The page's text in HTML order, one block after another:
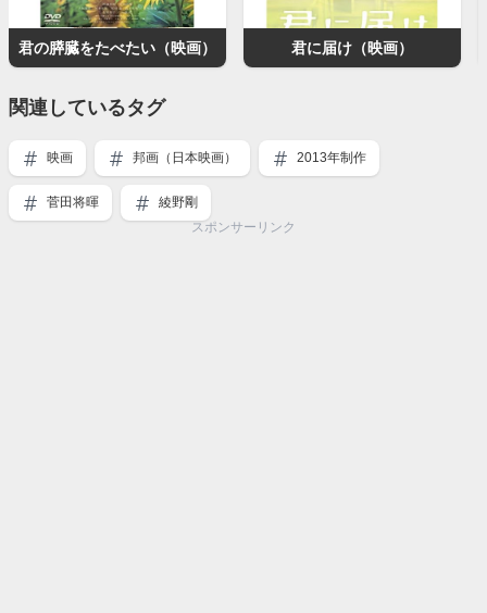
君の膵臓をたべたい（映画） 君に届け（映画）
関連しているタグ
映画 邦画（日本映画） 2013年制作
菅田将暉
綾野剛
スポンサーリンク